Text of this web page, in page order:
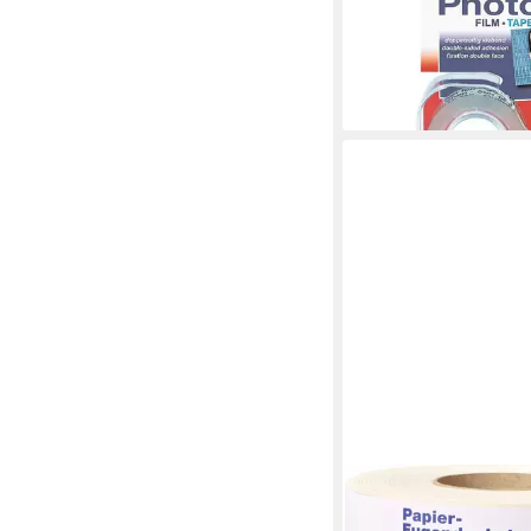
UVP9,19 €
lieferbar - in 3-4
DECOTRIC®
Klebeband Decotric